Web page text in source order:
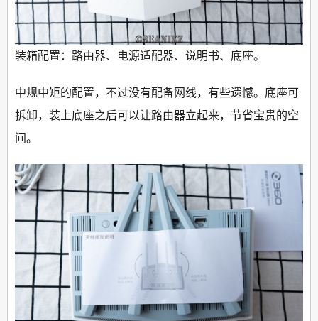
装箱配置：路由器、电源适配器、说明书、底座。
中规中矩的配置，不过没有配备网线，有些遗憾。底座可
拆卸，装上底座之后可以让路由器立起来，节省宝贵的空
间。